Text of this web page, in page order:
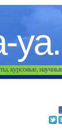
курсовые,